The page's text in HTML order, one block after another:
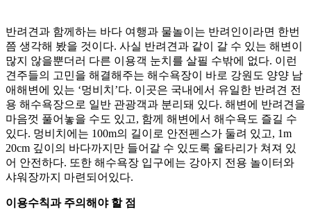
반려견과 함께하는 바다 여행과 물놀이는 반려인이라면 한번
쯤 생각해 봤을 것이다. 사실 반려견과 같이 갈 수 있는 해변이
많지 않을뿐더러 다른 이용객 눈치를 살필 수밖에 없다. 이런
견주들의 고민을 해결해주는 해수욕장이 바로 강원도 양양 남
애해변에 있는 ‘멍비치’다. 이곳은 국내에서 유일한 반려견 전
용 해수욕장으로 일반 관광객과 분리돼 있다. 해변에 반려견을
마음껏 풀어놓을 수도 있고, 함께 해변에서 해수욕도 즐길 수
있다. 멍비치에는 100m의 길이로 안전펜스가 둘려 있고, 1m
20cm 깊이의 바다까지만 들어갈 수 있도록 울타리가 쳐져 있
어 안전하다. 또한 해수욕장 입구에는 강아지 전용 놀이터와
샤워장까지 마련되어있다.
이용수칙과 주의해야 할 점